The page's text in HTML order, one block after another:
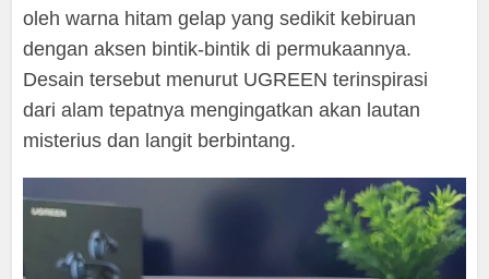
oleh warna hitam gelap yang sedikit kebiruan
dengan aksen bintik-bintik di permukaannya.
Desain tersebut menurut UGREEN terinspirasi
dari alam tepatnya mengingatkan akan lautan
misterius dan langit berbintang.